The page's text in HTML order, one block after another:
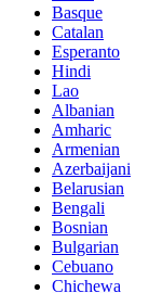
Basque
Catalan
Esperanto
Hindi
Lao
Albanian
Amharic
Armenian
Azerbaijani
Belarusian
Bengali
Bosnian
Bulgarian
Cebuano
Chichewa